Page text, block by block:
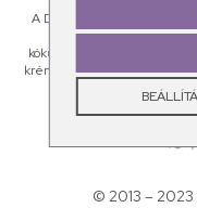
A Dr.Schüssler-féle ásványi
ötvöztük, többek között
kókuszdió vajat használunk
krémek a maximális
háztartását, mely
© 2013 –